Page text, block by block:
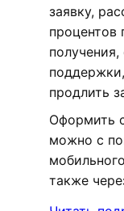
заявку,
процентов
продлить
Оформить
можно с
также